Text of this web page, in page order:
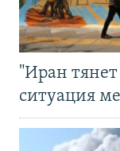
"Иран тянет
ситуация